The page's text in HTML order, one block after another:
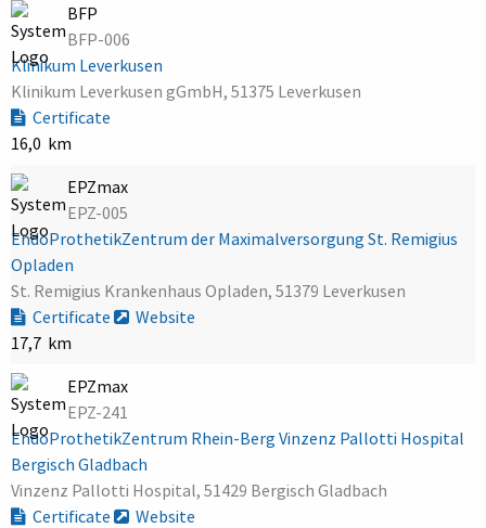
BFP
BFP-006
Klinikum Leverkusen
Klinikum Leverkusen gGmbH, 51375 Leverkusen
Certificate
16,0 km
EPZmax
EPZ-005
EndoProthetikZentrum der Maximalversorgung St. Remigius
Opladen
St. Remigius Krankenhaus Opladen, 51379 Leverkusen
Certificate
Website
17,7 km
EPZmax
EPZ-241
EndoProthetikZentrum Rhein-Berg Vinzenz Pallotti Hospital
Bergisch Gladbach
Vinzenz Pallotti Hospital, 51429 Bergisch Gladbach
Certificate
Website